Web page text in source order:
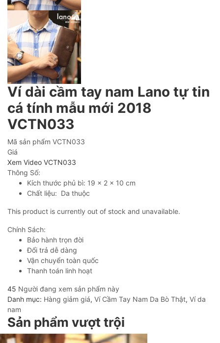
Ví dài cầm tay nam Lano tự tin
cá tính mẫu mới 2018
VCTN033
Mã sản phẩm VCTN033
Giá
Xem Video VCTN033
Thông Số:
Kích thước phủ bì: 19 x 2 x 10 cm
Chất liệu: Da thuộc
This product is currently out of stock and unavailable.
Chính Sách:
Bảo hành trọn đời
Đổi trả dễ dàng
Vận chuyển toàn quốc
Thanh toán linh hoạt
45 Người đang xem sản phẩm này
Danh mục: Hàng giảm giá, Ví Cầm Tay Nam Da Bò Thật, Ví da
nam
Sản phẩm vượt trội